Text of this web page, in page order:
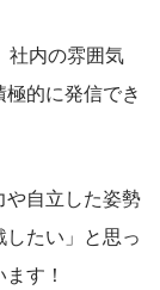
社内の雰囲気
的に発信でき
や自立した姿勢
たい」と思っ
す！